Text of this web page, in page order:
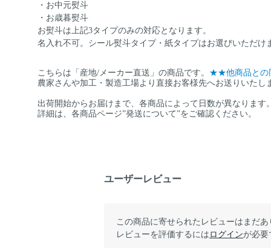
・お中元熨斗
・お歳暮熨斗
お熨斗は上記3タイプのみの対応となります。
名入れ不可。シール熨斗タイプ・紙タイプはお選びいただけ
こちらは「産地/メーカー直送」の商品です。 ★★他商品と
農家さんや加工・製造工場より直接お客様先へお送りいたし
出荷開始からお届けまで、各商品によって日数が異なります
詳細は、各商品ページ”発送について”をご確認ください。
ユーザーレビュー
この商品に寄せられたレビューはまだあ
レビューを評価するには ログインが必要